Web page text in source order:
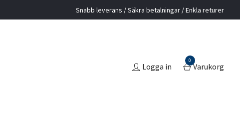
Snabb leverans / Säkra betalningar / Enkla returer
Logga in
0
Varukorg